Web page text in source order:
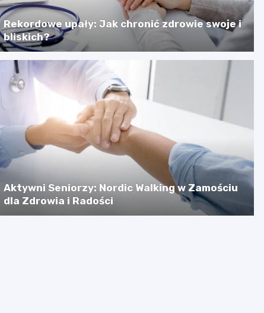
Rekordowe upały: Jak chronić zdrowie swoje i
bliskich?
Aktywni Seniorzy: Nordic Walking w Zamościu
dla Zdrowia i Radości